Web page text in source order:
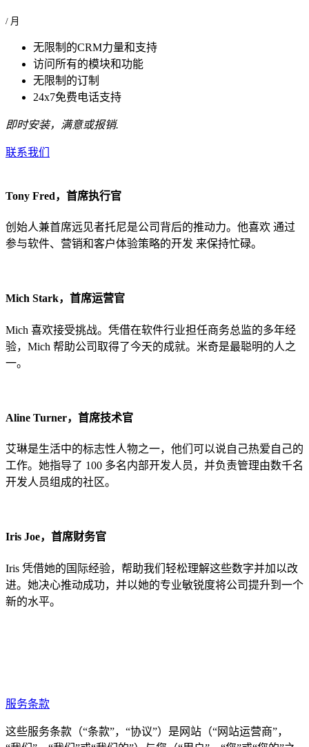
/ 月
无限制的CRM力量和支持
访问所有的模块和功能
无限制的订制
24x7免费电话支持
即时安装，满意或报销.
联系我们
Tony Fred，首席执行官
创始人兼首席远见者托尼是公司背后的推动力。他喜欢 通过
参与软件、营销和客户体验策略的开发 来保持忙碌。
Mich Stark，首席运营官
Mich 喜欢接受挑战。凭借在软件行业担任商务总监的多年经
验，Mich 帮助公司取得了今天的成就。米奇是最聪明的人之
一。
Aline Turner，首席技术官
艾琳是生活中的标志性人物之一，他们可以说自己热爱自己的
工作。她指导了 100 多名内部开发人员，并负责管理由数千名
开发人员组成的社区。
Iris Joe，首席财务官
Iris 凭借她的国际经验，帮助我们轻松理解这些数字并加以改
进。她决心推动成功，并以她的专业敏锐度将公司提升到一个
新的水平。
服务条款
这些服务条款（“条款”，“协议”）是网站（“网站运营商”，